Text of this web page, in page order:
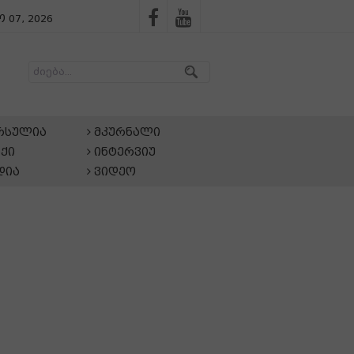
07, 2026
მკურნალი
ინტერვიუ
ვიდეო